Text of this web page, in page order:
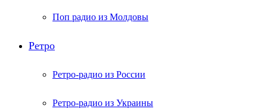
Поп радио из Молдовы
Ретро
Ретро-радио из России
Ретро-радио из Украины